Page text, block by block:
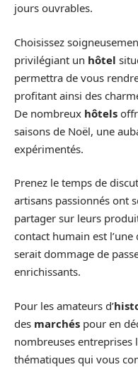
jours ouvrables.
Choisissez
privilégiant un hôtel
permettra de vous
profitant ainsi des
De nombreux hôtels
saisons de Noël, une
expérimentés.
Prenez le temps de
artisans passionnés ont
partager sur leurs
contact humain est l’une
serait dommage de
enrichissants.
Pour les amateurs d’
des marchés pour en
nombreuses entreprises
thématiques qui vous